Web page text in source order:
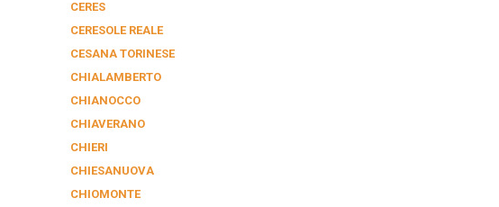
CERES
CERESOLE REALE
CESANA TORINESE
CHIALAMBERTO
CHIANOCCO
CHIAVERANO
CHIERI
CHIESANUOVA
CHIOMONTE